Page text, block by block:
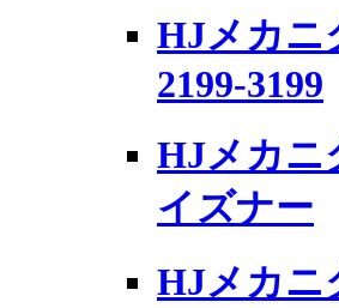
HJメカニ
2199-3199
HJメカニ
イズナー
HJメカニ